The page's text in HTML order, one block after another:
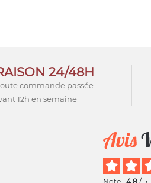
24/48H
commande passée
12h en semaine